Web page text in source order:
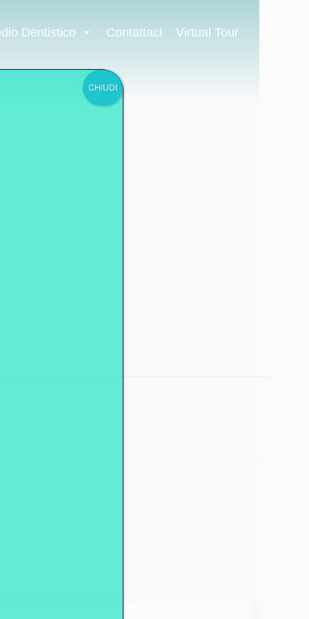
Dentistico Contattaci Virtual Tour
CHIUDI